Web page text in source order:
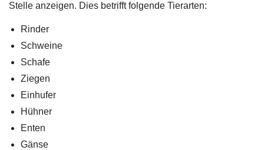
Stelle anzeigen. Dies betrifft folgende Tierarten:
Rinder
Schweine
Schafe
Ziegen
Einhufer
Hühner
Enten
Gänse